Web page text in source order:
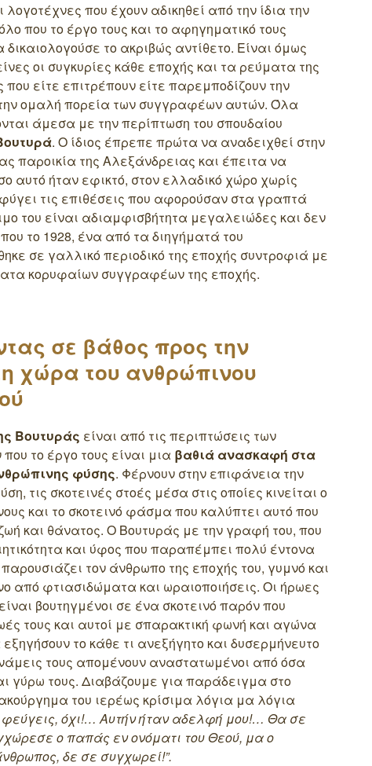
λογοτέχνες που έχουν αδικηθεί από την ίδια την
που το έργο τους και το αφηγηματικό τους
δικαιολογούσε το ακριβώς αντίθετο. Είναι όμως
οι συγκυρίες κάθε εποχής και τα ρεύματα της
που είτε επιτρέπουν είτε παρεμποδίζουν την
ομαλή πορεία των συγγραφέων αυτών. Όλα
άμεσα με την περίπτωση του σπουδαίου
. Ο ίδιος έπρεπε πρώτα να αναδειχθεί στην
παροικία της Αλεξάνδρειας και έπειτα να
αυτό ήταν εφικτό, στον ελλαδικό χώρο χωρίς
τις επιθέσεις που αφορούσαν στα γραπτά
του είναι αδιαμφισβήτητα μεγαλειώδες και δεν
που το 1928, ένα από τα διηγήματά του
σε γαλλικό περιοδικό της εποχής συντροφιά με
κορυφαίων συγγραφέων της εποχής.
σε βάθος προς την
χώρα του ανθρώπινου
Βουτυράς είναι από τις περιπτώσεις των
το έργο τους είναι μια βαθιά ανασκαφή στα
φύσης. Φέρνουν στην επιφάνεια την
τις σκοτεινές στοές μέσα στις οποίες κινείται ο
και το σκοτεινό φάσμα που καλύπτει αυτό που
και θάνατος. Ο Βουτυράς με την γραφή του, που
και ύφος που παραπέμπει πολύ έντονα
τον άνθρωπο της εποχής του, γυμνό και
από φτιασιδώματα και ωραιοποιήσεις. Οι ήρωες
βουτηγμένοι σε ένα σκοτεινό παρόν που
τους και αυτοί με σπαρακτική φωνή και αγώνα
το κάθε τι ανεξήγητο και δυσερμήνευτο
τους απομένουν αναστατωμένοι από όσα
γύρω τους. Διαβάζουμε για παράδειγμα στο
του ιερέως κρίσιμα λόγια μα λόγια
φεύγεις, όχι!… Αυτήν ήταν αδελφή μου!… Θα σε
ο παπάς εν ονόματι του Θεού, μα ο
δε σε συγχωρεί!”.